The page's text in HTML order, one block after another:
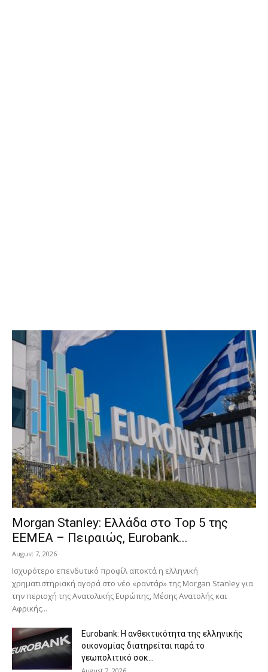
Morgan Stanley: Ελλάδα στο Top 5 της
EEMEA – Πειραιώς, Eurobank...
August 7, 2026
Ισχυρότερο επενδυτικό προφίλ αποκτά η ελληνική
χρηματιστηριακή αγορά στο νέο «ραντάρ» της Morgan Stanley για
την περιοχή της Ανατολικής Ευρώπης, Μέσης Ανατολής και
Αφρικής...
Eurobank: Η ανθεκτικότητα της ελληνικής
οικονομίας διατηρείται παρά το
γεωπολιτικό σοκ...